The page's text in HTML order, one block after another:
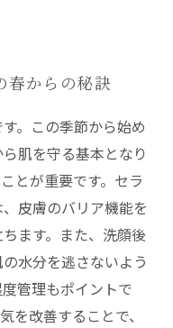
春からの秘訣
。この季節から始め
肌を守る基本となり
とが重要です。セラ
皮膚のバリア機能を
ます。また、洗顔後
水分を逃さないよう
管理もポイントで
を改善することで、